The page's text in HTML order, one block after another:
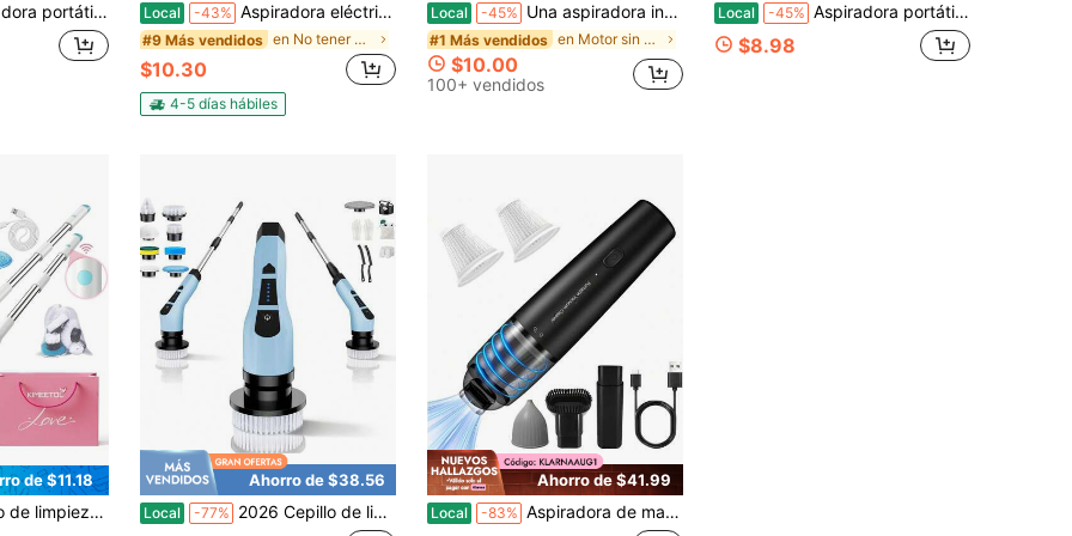
en uno, carga USB, mini ligera para limpiar polvo, migas de comida, pelo, adecuada para huecos de sofás, escritorios, huecos de escaleras, mascotas. Local -43% Aspiradora eléctrica inteligente sin lavado, recargable y con reducción de ruido, aspiradora inteligente sin lavado, aspiradora doméstica inteligente, barredora y trapeadora sin lavado, barredora eléctrica, aspiradora con reducción de ruido, herramienta de limpieza recargable, barredora y trapeadora 2 en 1, máquina de limpieza del hogar, aspiradora inalámbrica, limpiador doméstico silencioso, herramienta de limpieza sin lavado, barredora eléctrica recargable, máquina de limpieza inteligente, aspiradora para pisos, aspiradora y trapeador combinado, aspiradora silenciosa, artículos esenciales de limpieza del hogar, barredora eléctrica, fregadora recargable, aspiradora inteligente, herramienta de limpieza multisuperficie
#9 Más vendidos en No tener Aspiradoras portátiles
$10.30
4-5 días hábiles
Local -45% Una aspiradora inalámbrica de mano versátil, un aspirador de tipo empuje, adecuado tanto para el hogar como para el automóvil, con una batería de larga duración y una potente succión, diseñada para abordar diversos escenarios y manejar sin esfuerzo los desafíos de limpieza cotidianos.
#1 Más vendidos en Motor sin escobillas Aspiradoras portátiles
$10.00
100+ vendidos
Local -45% Aspiradora portátil recargable de mano sin escobillas, mini soplador de succión potente para uso en el coche y el hogar.
$8.98
de $11.18
eléctrico
en Alimentado por batería (batería recargable) Cep
Ahorro de $38.56
Local -77% 2026 Cepillo de limpieza eléctrico, cepillo de limpieza eléctrico inalámbrico y giratorio con palo de extensión, kit de limpieza, incluye 11 cabezales de cepillo intercambiables y 2 ajustes de velocidad - Cepillo de limpieza potente y resistente al agua IPX7, adecuado para duchas, bañeras, cocinas, azulejos, juntas y pisos - Cepillo de limpieza para el hogar
Ahorro de $41.99
Local -83% Aspiradora de mano inalámbrica, aspiradora portátil mini para coche con potencia de succión de 13000 PA, 2 filtros HEPA, 2 modos de succión, aspiradora de mano recargable para coche, hogar, pelo de mascota, oficina, teclados, color negro